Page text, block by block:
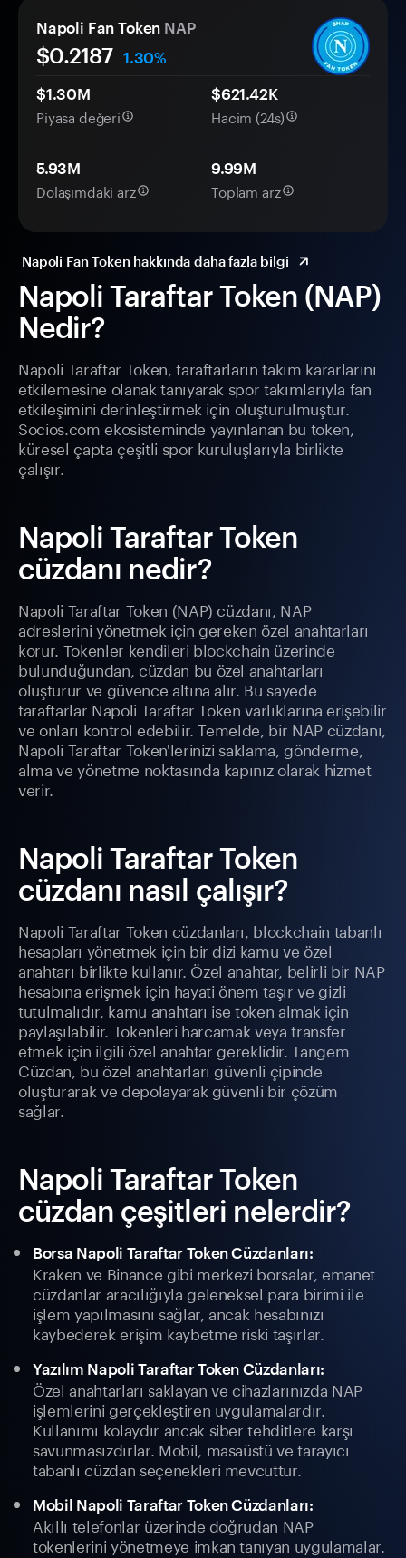
Napoli Taraftar Token (NAP)
Nedir?
Napoli Taraftar Token, taraftarların takım kararlarını
etkilemesine olanak tanıyarak spor takımlarıyla fan
etkileşimini derinleştirmek için oluşturulmuştur.
Socios.com ekosisteminde yayınlanan bu token,
küresel çapta çeşitli spor kuruluşlarıyla birlikte
çalışır.
Napoli Taraftar Token
cüzdanı nedir?
Napoli Taraftar Token (NAP) cüzdanı, NAP
adreslerini yönetmek için gereken özel anahtarları
korur. Tokenler kendileri blockchain üzerinde
bulunduğundan, cüzdan bu özel anahtarları
oluşturur ve güvence altına alır. Bu sayede
taraftarlar Napoli Taraftar Token varlıklarına erişebilir
ve onları kontrol edebilir. Temelde, bir NAP cüzdanı,
Napoli Taraftar Token'lerinizi saklama, gönderme,
alma ve yönetme noktasında kapınız olarak hizmet
verir.
Napoli Taraftar Token
cüzdanı nasıl çalışır?
Napoli Taraftar Token cüzdanları, blockchain tabanlı
hesapları yönetmek için bir dizi kamu ve özel
anahtarı birlikte kullanır. Özel anahtar, belirli bir NAP
hesabına erişmek için hayati önem taşır ve gizli
tutulmalıdır, kamu anahtarı ise token almak için
paylaşılabilir. Tokenleri harcamak veya transfer
etmek için ilgili özel anahtar gereklidir. Tangem
Cüzdan, bu özel anahtarları güvenli çipinde
oluşturarak ve depolayarak güvenli bir çözüm
sağlar.
Napoli Taraftar Token
cüzdan çeşitleri nelerdir?
Borsa Napoli Taraftar Token Cüzdanları:
Kraken ve Binance gibi merkezi borsalar, emanet
cüzdanlar aracılığıyla geleneksel para birimi ile
işlem yapılmasını sağlar, ancak hesabınızı
kaybederek erişim kaybetme riski taşırlar.
Yazılım Napoli Taraftar Token Cüzdanları:
Özel anahtarları saklayan ve cihazlarınızda NAP
işlemlerini gerçekleştiren uygulamalardır.
Kullanımı kolaydır ancak siber tehditlere karşı
savunmasızdırlar. Mobil, masaüstü ve tarayıcı
tabanlı cüzdan seçenekleri mevcuttur.
Mobil Napoli Taraftar Token Cüzdanları:
Akıllı telefonlar üzerinde doğrudan NAP
tokenlerini yönetmeye imkan tanıyan uygulamalar.
Napoli Fan Token NAP
$0.2187
1.30%
$1.30M
Piyasa değeri
$621.42K
Hacim (24s)
5.93M
Dolaşımdaki arz
9.99M
Toplam arz
Napoli Fan Token hakkında daha fazla bilgi